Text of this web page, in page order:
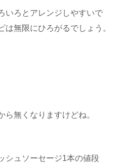
いろとアレンジしやすいで
無限にひろがるでしょう。
ら無くなりますけどね。
シュソーセージ1本の値段